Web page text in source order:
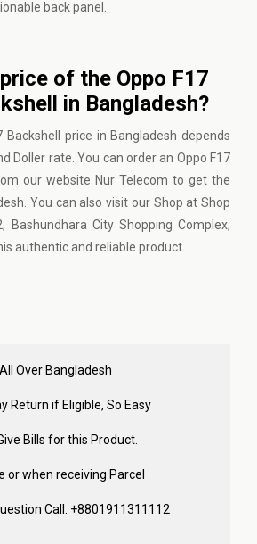
back panel.
of the Oppo F17
in Bangladesh?
Backshell price in Bangladesh depends
Doller rate. You can order an Oppo F17
our website Nur Telecom to get the
You can also visit our Shop at Shop
Bashundhara City Shopping Complex,
authentic and reliable product.
Over Bangladesh
Return if Eligible, So Easy
Bills for this Product.
or when receiving Parcel
Call: +8801911311112